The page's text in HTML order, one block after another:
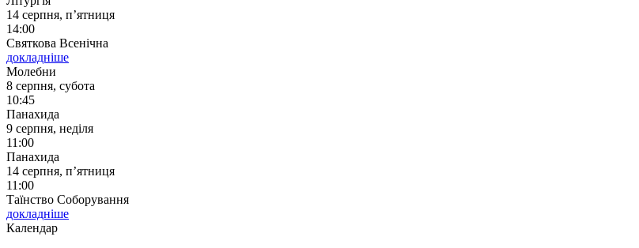
14 серпня, п’ятниця
14:00
Святкова Всенічна
докладніше
Молебни
8 серпня, субота
10:45
Панахида
9 серпня, неділя
11:00
Панахида
14 серпня, п’ятниця
11:00
Таїнство Соборування
докладніше
Календар